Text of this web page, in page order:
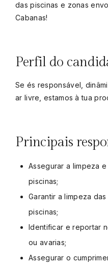
das piscinas e zonas
Cabanas!
Perfil do
Se és responsável,
ar livre, estamos à tua
Principais
Assegurar a limpeza
piscinas;
Garantir a limpeza
piscinas;
Identificar e reportar
ou avarias;
Assegurar o